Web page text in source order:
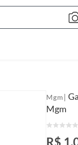
Mgm |
Mgm
R$